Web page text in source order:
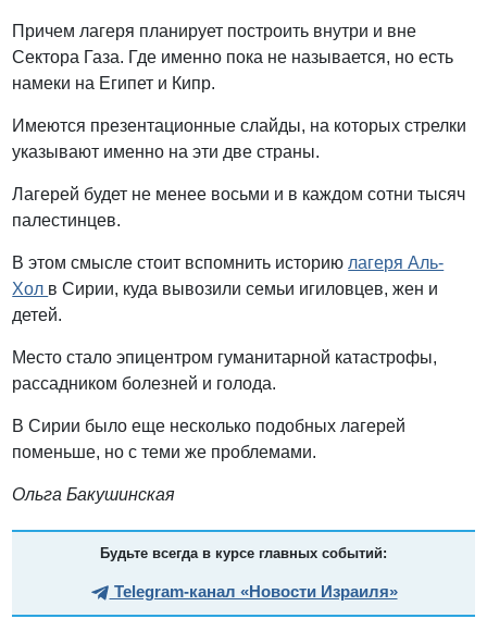
Причем лагеря планирует построить внутри и вне
Сектора Газа. Где именно пока не называется, но есть
намеки на Египет и Кипр.
Имеются презентационные слайды, на которых стрелки
указывают именно на эти две страны.
Лагерей будет не менее восьми и в каждом сотни тысяч
палестинцев.
В этом смысле стоит вспомнить историю лагеря Аль-
Хол в Сирии, куда вывозили семьи игиловцев, жен и
детей.
Место стало эпицентром гуманитарной катастрофы,
рассадником болезней и голода.
В Сирии было еще несколько подобных лагерей
поменьше, но с теми же проблемами.
Ольга Бакушинская
Будьте всегда в курсе главных событий:
Telegram-канал «Новости Израиля»